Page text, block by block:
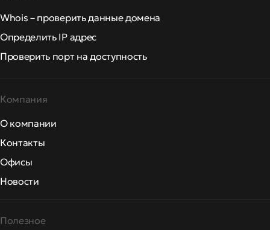
Whois – проверить данные домена
Определить IP адрес
Проверить порт на доступность
Компания
О компании
Контакты
Офисы
Новости
Полезное